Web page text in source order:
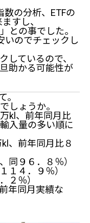
の分析、ETFの
すし、
との事でした。
のでチェックし
しているので、
助かる可能性が
。
しょうか。
kl、前年同月比
入量の多い順に
、前年同月比８
同９６．８％）
１４．９％）
２％）
年同月実績な